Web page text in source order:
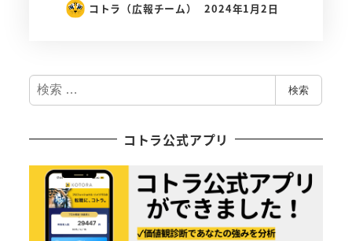
コトラ（広報チーム） 2024年1月2日
検
索
検索
コトラ公式アプリ